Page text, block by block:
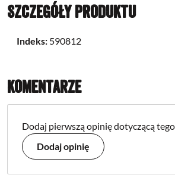
Szczegóły produktu
Indeks: 590812
Komentarze
Dodaj pierwszą opinię dotyczącą
Dodaj opinię